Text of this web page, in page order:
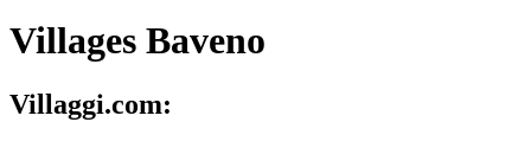
Villages Baveno
Villaggi.com: